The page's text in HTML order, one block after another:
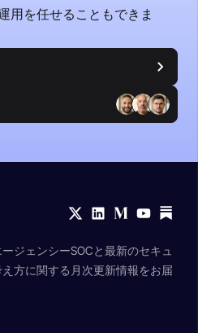
用を任せることもできま
ジェンシーSOCと最新のセキュ
方に関する月次更新情報をお届